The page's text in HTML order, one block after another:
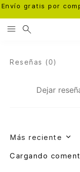
Envío gratis por
Dejar
Reseñas (0)
Más reciente
Cargando